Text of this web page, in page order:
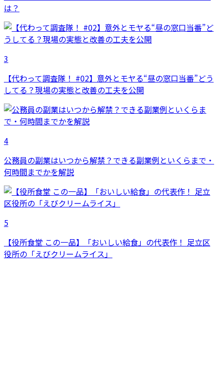
は？
3
【代わって調査隊！ #02】意外とモヤる“昼の窓口当番”どう
してる？現場の実態と改善の工夫を公開
4
公務員の副業はいつから解禁？できる副業例といくらまで・
何時間までかを解説
5
【役所食堂 この一品】「おいしい給食」の代表作！ 足立区
役所の「えびクリームライス」